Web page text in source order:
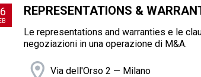
REPRESENTATIONS &
Le representations and warranties e le
negoziazioni in una operazione di M&A.
Via dell'Orso 2 — Milano